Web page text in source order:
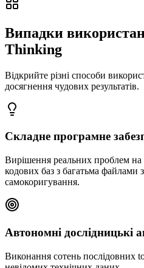
Випадки
Thinking
Відкрийте різні способи
досягнення чудових результатів.
Складне програмне
Вирішення реальних проблем
кодових баз з багатьма файлами
самокоригування.
Автономні дослідницькі
Виконання сотень послідовних